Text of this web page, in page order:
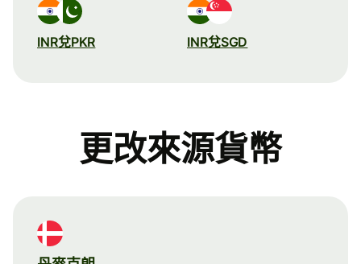
INR兌PKR INR兌SGD
更改來源貨幣